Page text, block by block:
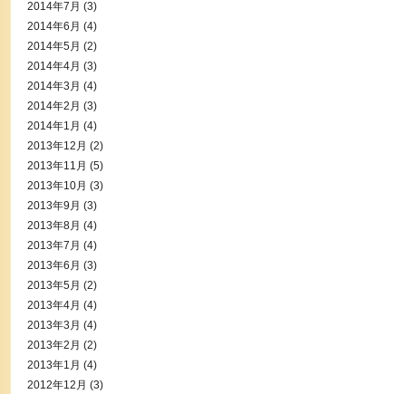
2014年7月 (3)
2014年6月 (4)
2014年5月 (2)
2014年4月 (3)
2014年3月 (4)
2014年2月 (3)
2014年1月 (4)
2013年12月 (2)
2013年11月 (5)
2013年10月 (3)
2013年9月 (3)
2013年8月 (4)
2013年7月 (4)
2013年6月 (3)
2013年5月 (2)
2013年4月 (4)
2013年3月 (4)
2013年2月 (2)
2013年1月 (4)
2012年12月 (3)